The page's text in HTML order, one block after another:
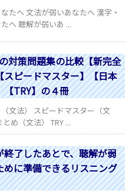
たへ 文法が弱いあなたへ 漢字・
へ 聴解が弱いあ ...
対策問題集の比較【新完全
スピードマスター】【日本
TRY】の４冊
文法） スピードマスター（文
め（文法） TRY ...
終了したあとで、聴解が弱
めに準備できるリスニング